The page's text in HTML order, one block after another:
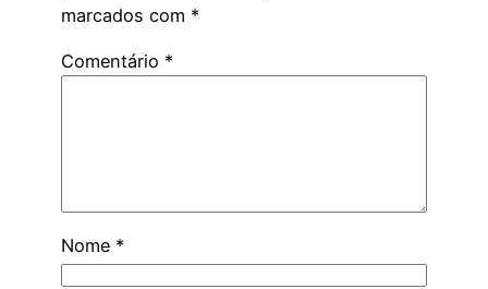
marcados com *
Comentário *
Nome *